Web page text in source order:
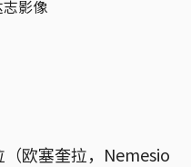
影像
欧塞奎拉，Nemesio